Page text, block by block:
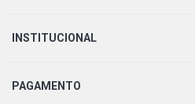
INSTITUCIONAL
PAGAMENTO